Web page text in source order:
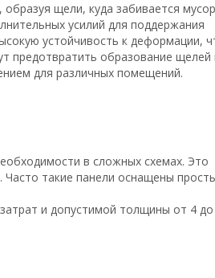
щели, куда забивается
усилий для поддержания
устойчивость к деформации,
предотвратить образование щелей
для различных помещений.
в сложных схемах. Это
Часто такие панели оснащены
и допустимой толщины от 4